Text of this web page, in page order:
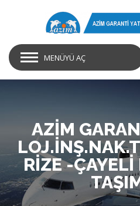
MENÜYÜ AÇ
AZİM
RİZE -ÇAYELİ